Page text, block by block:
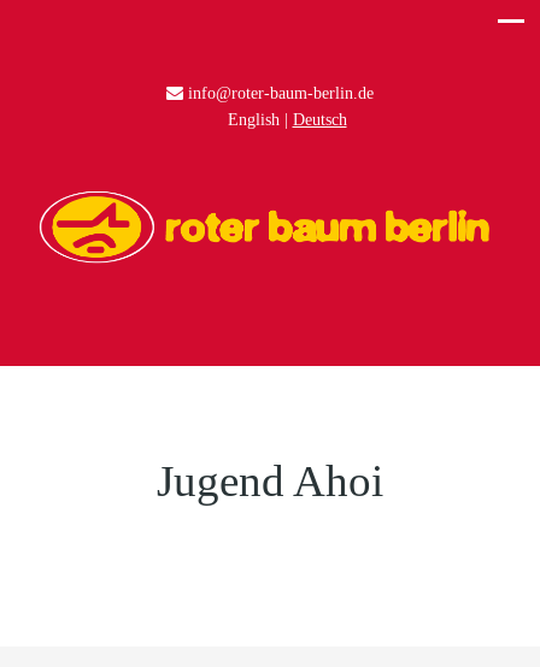
info@roter-baum-berlin.de
English
Deutsch
Jugend Ahoi